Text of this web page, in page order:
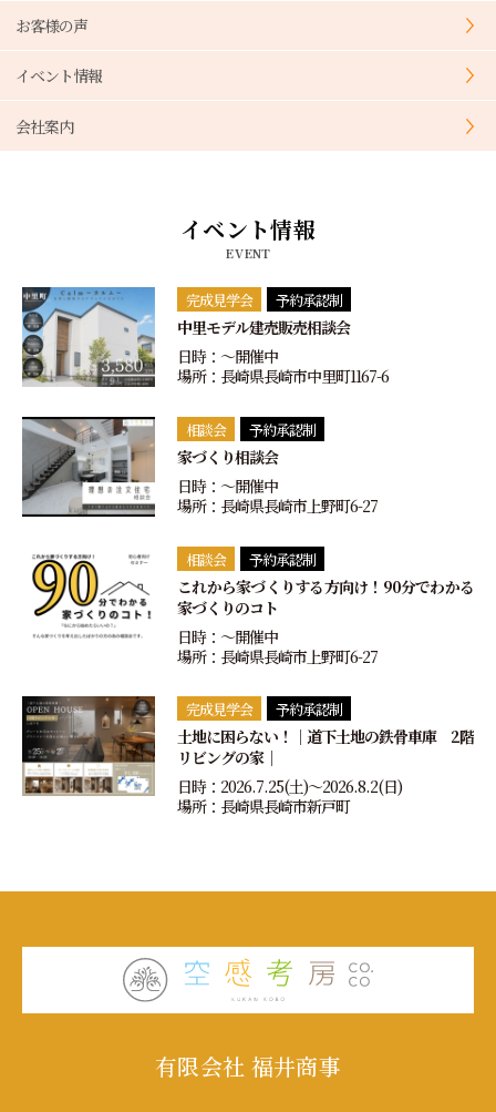
お客様の声
イベント情報
会社案内
イベント情報
EVENT
完成見学会 予約承認制
中里モデル建売販売相談会
日時：〜開催中
場所：長崎県長崎市中里町1167-6
相談会 予約承認制
家づくり相談会
日時：〜開催中
場所：長崎県長崎市上野町6-27
相談会 予約承認制
これから家づくりする方向け！90分でわかる
家づくりのコト
日時：〜開催中
場所：長崎県長崎市上野町6-27
完成見学会 予約承認制
土地に困らない！｜道下土地の鉄骨車庫 2階
リビングの家｜
日時：2026.7.25(土)〜2026.8.2(日)
場所：長崎県長崎市新戸町
有限会社 福井商事